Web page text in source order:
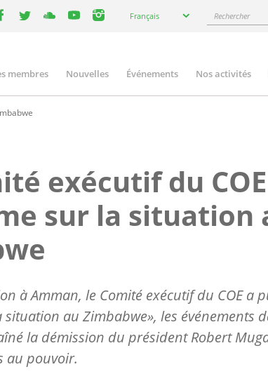
your
Français Rechercher
membres Nouvelles Événements Nos activités
exécutif du COE
sur la situation
à Amman, le Comité exécutif du COE a
situation au Zimbabwe», les événements
la démission du président Robert
au pouvoir.